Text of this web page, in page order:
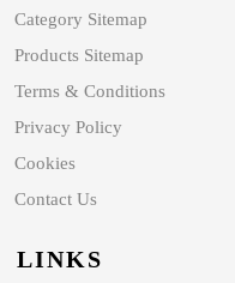
Category Sitemap
Products Sitemap
Terms & Conditions
Privacy Policy
Cookies
Contact Us
LINKS